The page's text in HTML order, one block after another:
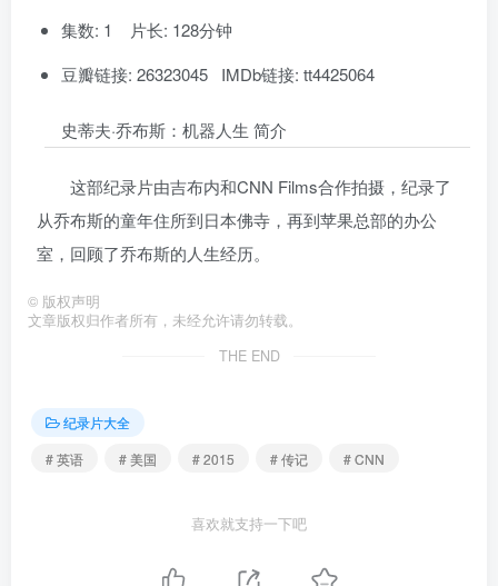
集数: 1 片长: 128分钟
豆瓣链接: 26323045 IMDb链接: tt4425064
史蒂夫·乔布斯：机器人生 简介
这部纪录片由吉布内和CNN Films合作拍摄，纪录了
从乔布斯的童年住所到日本佛寺，再到苹果总部的办公
室，回顾了乔布斯的人生经历。
© 版权声明
文章版权归作者所有，未经允许请勿转载。
THE END
纪录片大全
# 英语
# 美国 # 2015 # 传记 # CNN
喜欢就支持一下吧